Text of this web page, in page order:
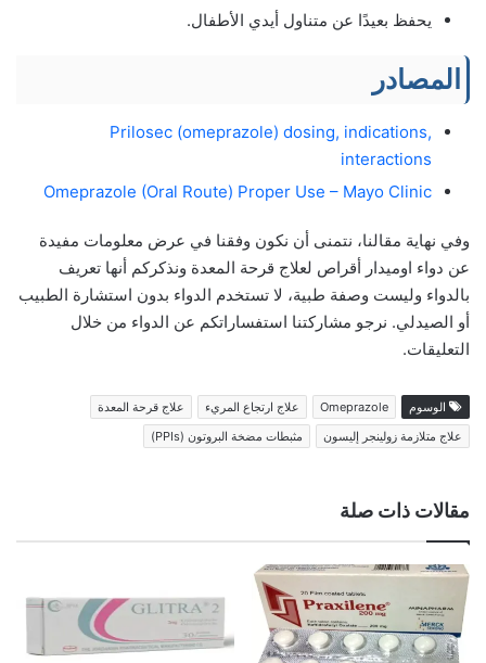
يحفظ بعيدًا عن متناول أيدي الأطفال.
المصادر
Prilosec (omeprazole) dosing, indications,
interactions
Omeprazole (Oral Route) Proper Use – Mayo Clinic
وفي نهاية مقالنا، نتمنى أن نكون وفقنا في عرض معلومات مفيدة
عن دواء اوميدار أقراص لعلاج قرحة المعدة ونذكركم أنها تعريف
بالدواء وليست وصفة طبية، لا تستخدم الدواء بدون استشارة الطبيب
أو الصيدلي. نرجو مشاركتنا استفساراتكم عن الدواء من خلال
التعليقات.
الوسوم Omeprazole علاج ارتجاع المريء
علاج قرحة المعدة
علاج متلازمة زولينجر إليسون
مثبطات مضخة البروتون (PPIs)
مقالات ذات صلة